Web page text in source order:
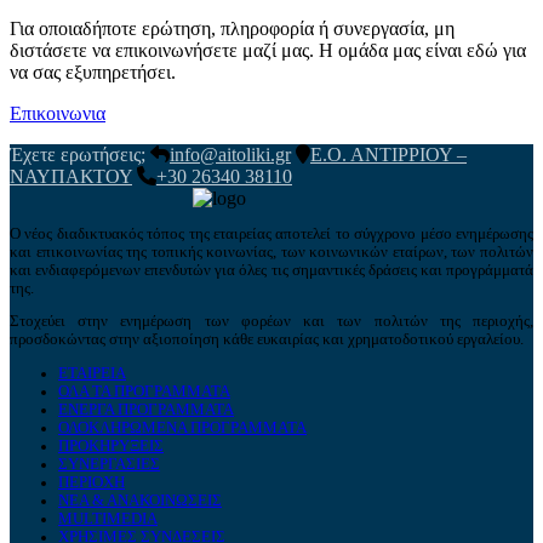
Για οποιαδήποτε ερώτηση, πληροφορία ή συνεργασία, μη
διστάσετε να επικοινωνήσετε μαζί μας. Η ομάδα μας είναι εδώ για
να σας εξυπηρετήσει.
Επικοινωνια
Έχετε ερωτήσεις;
info@aitoliki.gr
Ε.Ο. ΑΝΤΙΡΡΙΟΥ –
ΝΑΥΠΑΚΤΟΥ
+30 26340 38110
Ο νέος διαδικτυακός τόπος της εταιρείας αποτελεί το σύγχρονο μέσο ενημέρωσης
και επικοινωνίας της τοπικής κοινωνίας, των κοινωνικών εταίρων, των πολιτών
και ενδιαφερόμενων επενδυτών για όλες τις σημαντικές δράσεις και προγράμματά
της.
Στοχεύει στην ενημέρωση των φορέων και των πολιτών της περιοχής,
προσδοκώντας στην αξιοποίηση κάθε ευκαιρίας και χρηματοδοτικού εργαλείου.
ΕΤΑΙΡΕΙΑ
ΟΛΑ ΤΑ ΠΡΟΓΡΑΜΜΑΤΑ
ΕΝΕΡΓΑ ΠΡΟΓΡΑΜΜΑΤΑ
ΟΛΟΚΛΗΡΩΜΕΝΑ ΠΡΟΓΡΑΜΜΑΤΑ
ΠΡΟΚΗΡΥΞΕΙΣ
ΣΥΝΕΡΓΑΣΙΕΣ
ΠΕΡΙΟΧΗ
ΝΕΑ & ΑΝΑΚΟΙΝΩΣΕΙΣ
MULTIMEDIA
ΧΡΗΣΙΜΕΣ ΣΥΝΔΕΣΕΙΣ